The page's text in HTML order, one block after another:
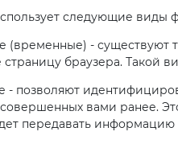
следующие виды
(временные) - существуют
страницу браузера. Такой
- позволяют
вами ранее.
передавать